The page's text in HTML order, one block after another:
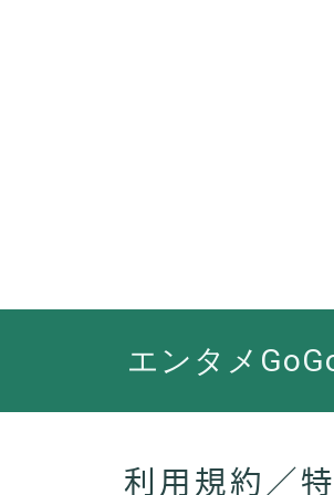
エンタメ
利用規約／